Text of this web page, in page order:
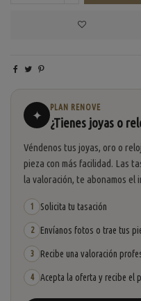
✦
PLAN RENOVE
¿Tienes joyas o
Véndenos tus joyas, oro o
pieza con más facilidad. Las
la valoración, te abonamos
1 Solicita tu tasación
2 Envíanos fotos o trae tus
3 Recibe una valoración
4 Acepta la oferta y recibe el